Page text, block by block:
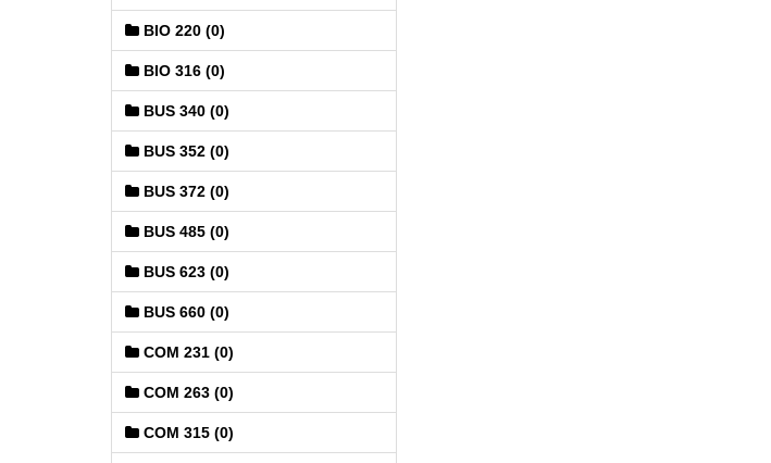
BIO 220 (0)
BIO 316 (0)
BUS 340 (0)
BUS 352 (0)
BUS 372 (0)
BUS 485 (0)
BUS 623 (0)
BUS 660 (0)
COM 231 (0)
COM 263 (0)
COM 315 (0)